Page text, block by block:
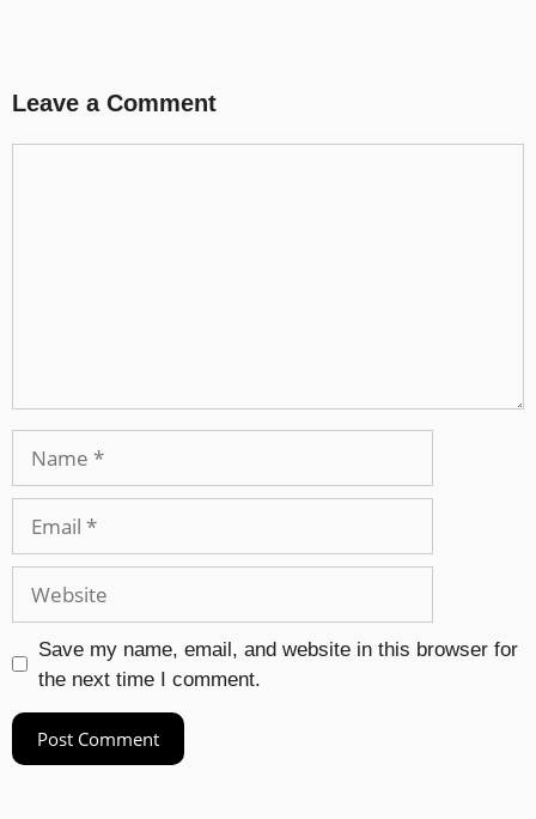
Leave a Comment
Save my name, email, and website in this browser for
the next time I comment.